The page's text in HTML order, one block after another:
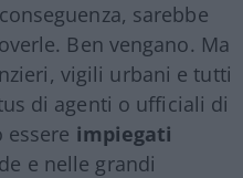
sarebbe
Ben vengano. Ma
vigili urbani e tutti
di agenti o ufficiali di
impiegati
e nelle grandi